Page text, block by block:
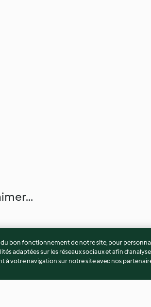
bon fonctionnement de notre site, pour
adaptées sur les réseaux sociaux et afin
à votre navigation sur notre site avec nos